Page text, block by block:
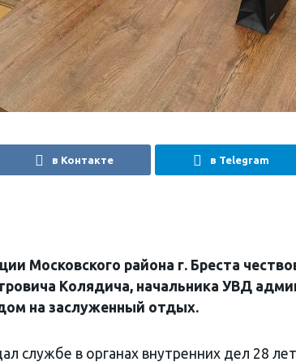
в Контакте в Telegram
Московского района г. Бреста
Колядича, начальника УВД
на заслуженный отдых.
службе в органах внутренних дел 28